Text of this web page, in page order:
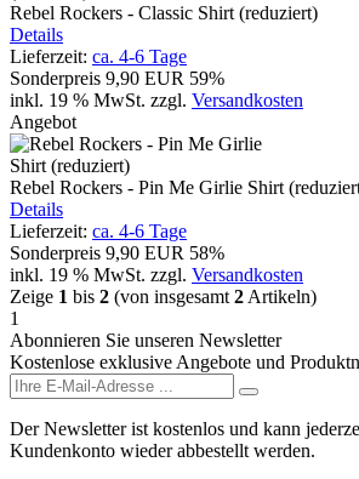
Rebel Rockers - Classic Shirt (reduziert)
Details
Lieferzeit: ca. 4-6 Tage
Sonderpreis 9,90 EUR 59%
inkl. 19 % MwSt. zzgl. Versandkosten
Angebot
Rebel Rockers - Pin Me Girlie Shirt
Details
Lieferzeit: ca. 4-6 Tage
Sonderpreis 9,90 EUR 58%
inkl. 19 % MwSt. zzgl. Versandkosten
Zeige 1 bis 2 (von insgesamt 2 Artikeln)
1
Abonnieren Sie unseren Newsletter
Kostenlose exklusive Angebote und
Der Newsletter ist kostenlos und kann
Kundenkonto wieder abbestellt werden.